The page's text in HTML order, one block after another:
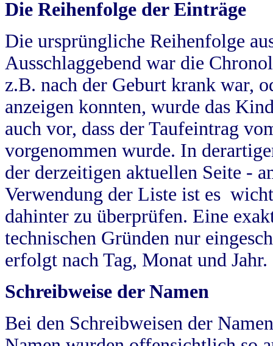
Die Reihenfolge der Einträge
Die ursprüngliche Reihenfolge
Ausschlaggebend war die
z.B. nach der Geburt krank war,
anzeigen konnten, wurde das
auch vor, dass der Taufeintrag
vorgenommen wurde. In
der derzeitigen aktuellen Seite -
Verwendung der Liste ist es
dahinter zu überprüfen. Eine
technischen Gründen nur
erfolgt nach Tag, Monat und Jahr.
Schreibweise der Namen
Bei den Schreibweisen der